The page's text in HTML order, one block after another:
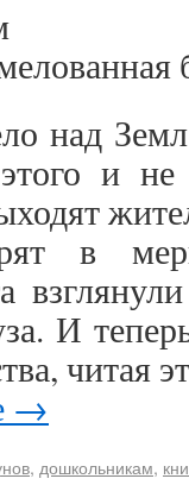
над
и
в
И
читая
→
, дошкольникам,